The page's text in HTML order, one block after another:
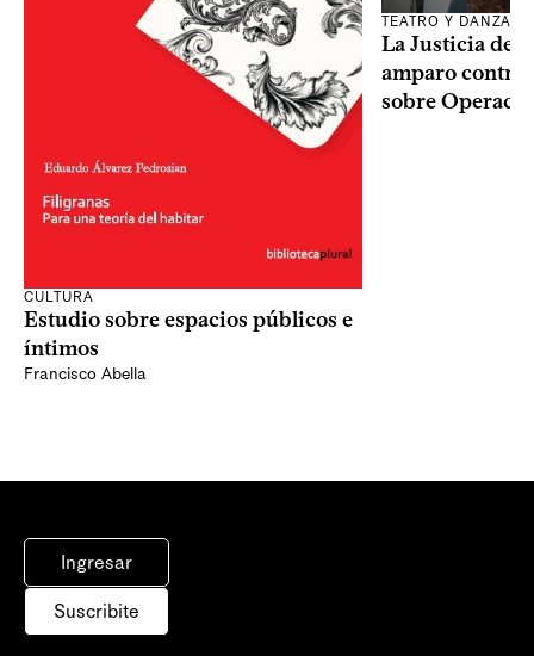
CULTURA
Estudio sobre espacios públicos e
íntimos
Francisco Abella
TEATRO Y DANZA
La Justicia
amparo contra
sobre
Ingresar
Suscribite